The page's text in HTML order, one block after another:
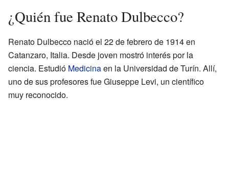
¿Quién fue Renato Dulbecco?
Renato Dulbecco nació el 22 de febrero de 1914 en
Catanzaro, Italia. Desde joven mostró interés por la
ciencia. Estudió Medicinaen la Universidad de Turín. Allí,
uno de sus profesores fue Giuseppe Levi, un científico
muy reconocido.